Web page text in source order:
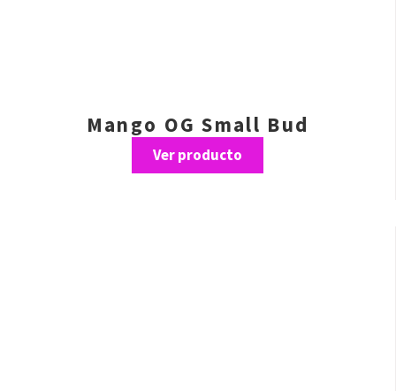
Mango OG Small Bud
Ver producto